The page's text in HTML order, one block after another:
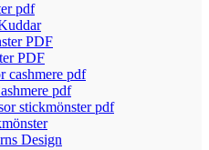
pdf
PDF
PDF
cashmere pdf
pdf
stickmönster pdf
Design